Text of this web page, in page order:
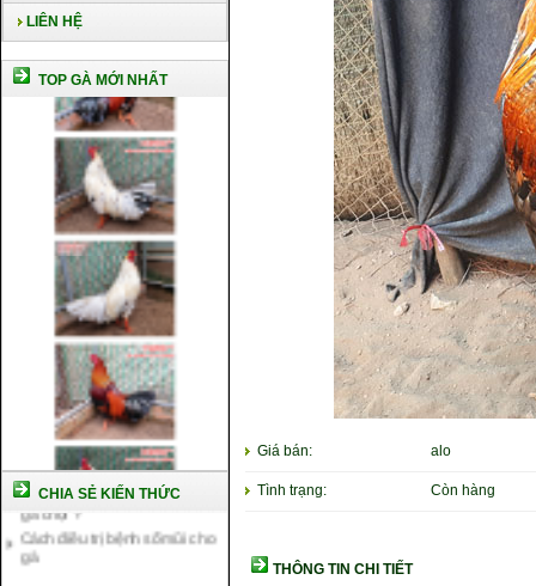
LIÊN HỆ
TOP GÀ MỚI NHẤT
CHIA SẺ KIẾN THỨC
Cách nuôi gà chế độ đá c1
Cách nuôi gà đông tảo thuần
chủng
Kỹ thuật nuôi gà con mới nở
Hướng dẫn nuôi gà đá
Tại sao bạn cần biết cách nuôi
gà chọi ?
Cách điều trị bệnh sổ mũi cho
gà
Giá bán: alo
Tình trạng: Còn hàng
THÔNG TIN CHI TIẾT